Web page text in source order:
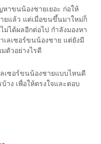
าขนน้องชายเยอะ ก่อให้
ยแล้ว แต่เมื่อขนขึ้นมาใหม่ก็
ได้ผลอีกต่อไป กำลังมองหา
เลเซอร์ขนน้องชาย แต่ยังมี
ตัวอย่างไรดี
เซอร์ขนน้องชายแบบไหนดี
าง เพื่อให้ตรงใจและตอบ